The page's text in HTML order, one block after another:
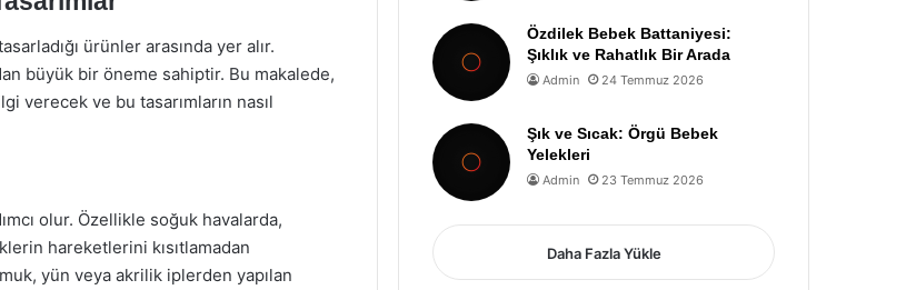
ürünler arasında yer alır.
büyük bir öneme sahiptir. Bu makalede,
verecek ve bu tasarımların nasıl
olur. Özellikle soğuk havalarda,
hareketlerini kısıtlamadan
yün veya akrilik iplerden yapılan
Özdilek Bebek Battaniyesi:
Şıklık ve Rahatlık Bir Arada
Admin 24 Temmuz 2026
Şık ve Sıcak: Örgü Bebek
Yelekleri
Admin 23 Temmuz 2026
Daha Fazla Yükle